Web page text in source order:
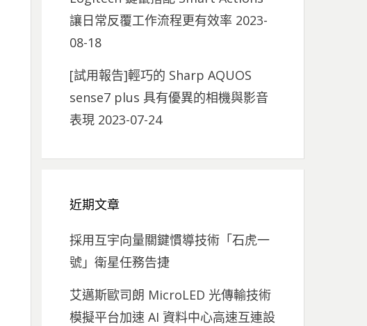
讓日常反覆工作流程更有效率 2023-
08-18
[試用報告]輕巧的 Sharp AQUOS
sense7 plus 具有優異的相機與影音
表現 2023-07-24
近期文章
採用互宇向量關鍵慣導技術「石虎一
號」衛星任務告捷
艾邁斯歐司朗 MicroLED 光傳輸技術
模擬平台加速 AI 資料中心高速互連設